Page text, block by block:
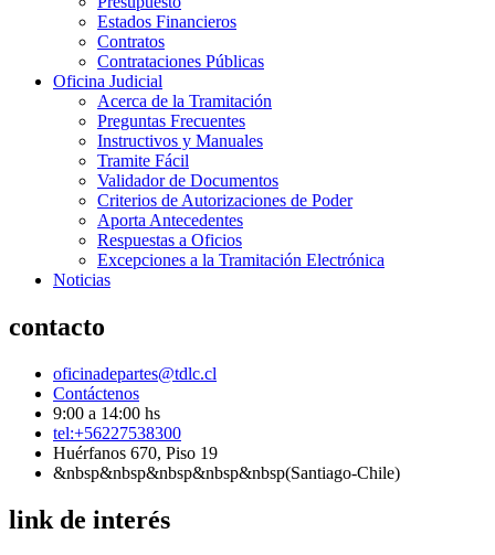
Estados Financieros
Contratos
Contrataciones Públicas
Oficina Judicial
Acerca de la Tramitación
Preguntas Frecuentes
Instructivos y Manuales
Tramite Fácil
Validador de Documentos
Criterios de Autorizaciones de Poder
Aporta Antecedentes
Respuestas a Oficios
Excepciones a la Tramitación Electrónica
Noticias
contacto
oficinadepartes@tdlc.cl
Contáctenos
9:00 a 14:00 hs
tel:+56227538300
Huérfanos 670, Piso 19
&nbsp&nbsp&nbsp&nbsp&nbsp(Santiago-Chile)
link de interés